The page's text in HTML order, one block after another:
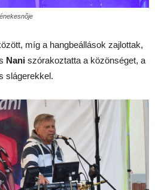
míg a hangbeállások zajlottak,
Nani szórakoztatta a közönséget, a
slágerekkel.